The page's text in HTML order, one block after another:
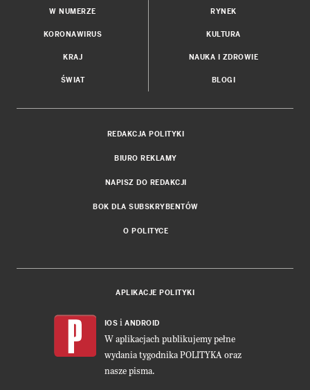
W NUMERZE
KORONAWIRUS
KRAJ
ŚWIAT
RYNEK
KULTURA
NAUKA I ZDROWIE
BLOGI
REDAKCJA POLITYKI
BIURO REKLAMY
NAPISZ DO REDAKCJI
BOK DLA SUBSKRYBENTÓW
O POLITYCE
APLIKACJE POLITYKI
IOS i ANDROID
W aplikacjach publikujemy pełne
wydania tygodnika POLITYKA oraz
nasze pisma.